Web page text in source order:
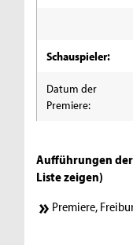
Schauspieler:
Datum der
Premiere:
Aufführungen
Liste zeigen)
Premiere,